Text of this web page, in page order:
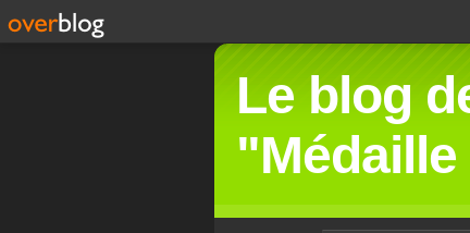
Le blog